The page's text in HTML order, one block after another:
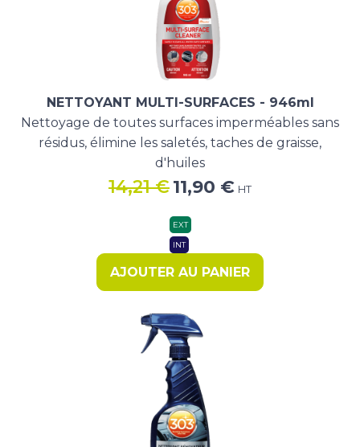
NETTOYANT MULTI-SURFACES - 946ml
Nettoyage de toutes surfaces imperméables sans
résidus, élimine les saletés, taches de graisse,
d'huiles
14,21€ Le
initial
était :
11,90 €Le
11,90 €.
HT
EXT
INT
AJOUTER AU PANIER